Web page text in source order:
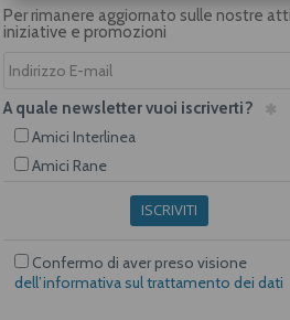
Gli strumenti della poesia
Franco Buffoni
Per rimanere aggiornato sulle nostre
iniziative e promozioni
A quale newsletter vuoi iscriverti?
Amici Interlinea
Amici Rane
ISCRIVITI
Confermo di aver preso visione
dell’informativa sul trattamento dei dati